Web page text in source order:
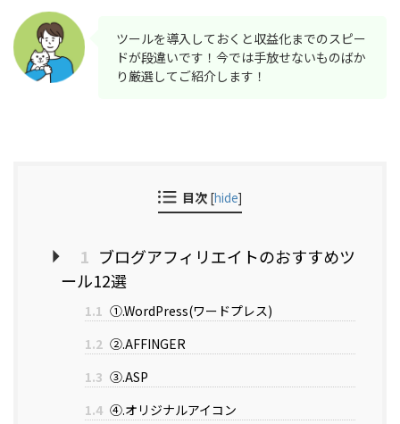
ツールを導入しておくと収益化までのスピー
ドが段違いです！今では手放せないものばか
り厳選してご紹介します！
目次 [hide]
1 ブログアフィリエイトのおすすめツ
ール12選
1.1 ①.WordPress(ワードプレス)
1.2 ②.AFFINGER
1.3 ③.ASP
1.4 ④.オリジナルアイコン